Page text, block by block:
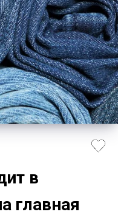
в
главная